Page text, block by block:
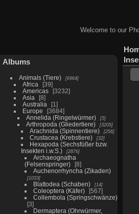
Welcome to our
Albums
Animals (Tiere) 6964
Africa
39
Americas
3232
Asia
8
Australia
1
Europe
3684
Annelida (Ringelwürmer)
5
Arthropoda (Gliedertiere) 3205
Arachnida (Spinnentiere) 256
Crustacea (Krebstiere) 32
Hexapoda (Sechsfüßer bzw.
Insekten i.w.S.)
2876
Archaeognatha
(Felsenspringer)
8
Auchenorrhyncha (Zikaden)
1033
Blattodea (Schaben) 14
Coleoptera (Käfer)
567
Collembola (Springschwänze)
3
Dermaptera (Ohrwürmer,